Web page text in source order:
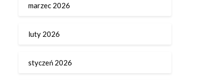
marzec 2026
luty 2026
styczeń 2026